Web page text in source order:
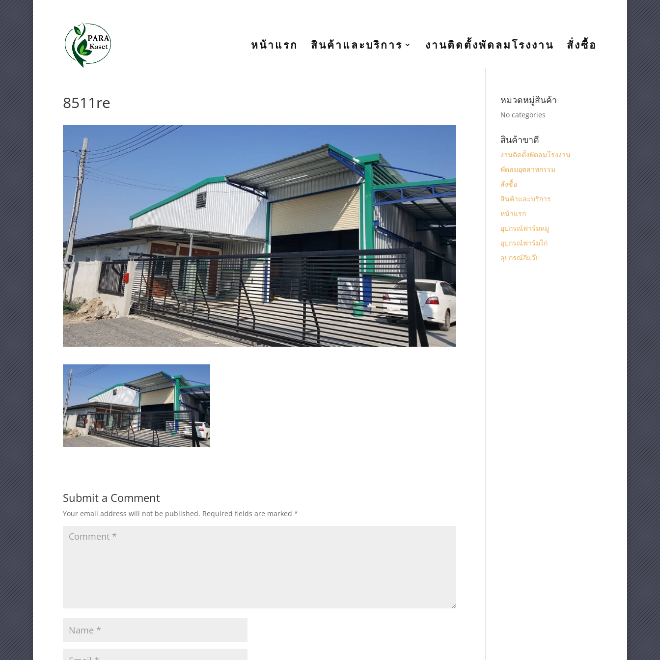
หน้าแรก สินค้าและบริการ งานติดตั้งพัดลมโรงงาน สั่งซื้อ
8511re
Submit a Comment
Your email address will not be published. Required fields are marked *
หมวดหมู่สินค้า
No categories
สินค้าขาดี
งานติดตั้งพัดลมโรงงาน
พัดลมอุตสาหกรรม
สั่งซื้อ
สินค้าและบริการ
หน้าแรก
อุปกรณ์ฟาร์มหมู
อุปกรณ์ฟาร์มไก่
อุปกรณ์อีแว๊ป